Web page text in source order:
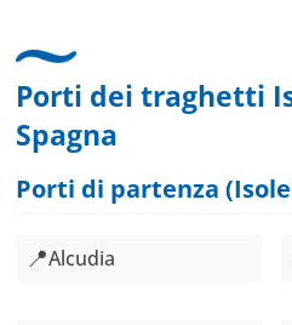
Porti dei traghetti
Spagna
Porti di partenza
📍Alcudia